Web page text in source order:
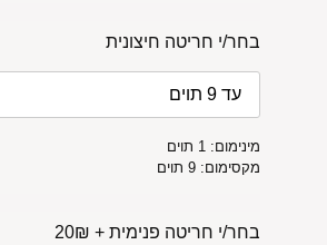
בחר/י חריטה חיצונית
מינימום: 1 תוים
מקסימום: 9 תוים
בחר/י חריטה פנימית + 20₪